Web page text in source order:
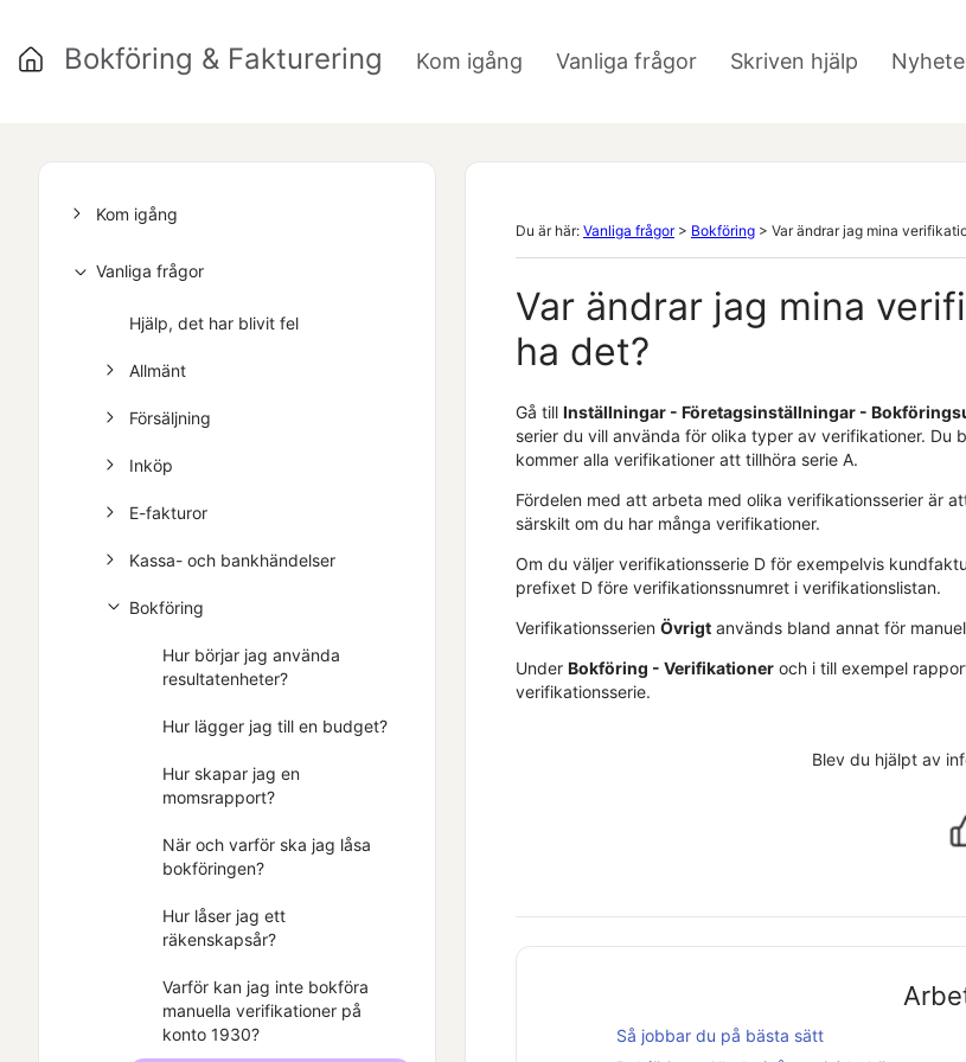
Kom igång Vanliga frågor Skriven hjälp
Bokföring & Fakturering
Kom igång
Vanliga frågor
Hjälp, det har blivit fel
Allmänt
Försäljning
Inköp
E-fakturor
Kassa- och bankhändelser
Bokföring
Hur börjar jag använda
resultatenheter?
Hur lägger jag till en budget?
Hur skapar jag en
momsrapport?
När och varför ska jag låsa
bokföringen?
Hur låser jag ett
räkenskapsår?
Varför kan jag inte bokföra
manuella verifikationer på
konto 1930?
Du är här: Vanliga frågor> Bokföring > Var ändrar jag mina
Var ändrar jag mina
ha det?
Gå till Inställningar - Företagsinställningar -
serier du vill använda för olika typer av verifikationer.
kommer alla verifikationer att tillhöra serie A.
Fördelen med att arbeta med olika verifikationsserier är
särskilt om du har många verifikationer.
Om du väljer verifikationsserie D för exempelvis
prefixet D före verifikationssnumret i verifikationslistan.
Verifikationsserien Övrigt används bland annat för
Under Bokföring - Verifikationer och i till exempel
verifikationsserie.
Blev du hjälpt av
Så jobbar du på bästa sätt